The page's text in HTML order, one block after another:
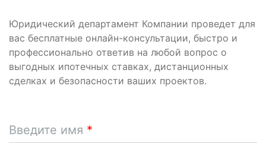
Юридический департамент Компании проведет для
вас бесплатные онлайн-консультации, быстро и
профессионально ответив на любой вопрос о
выгодных ипотечных ставках, дистанционных
сделках и безопасности ваших проектов.
Введите имя